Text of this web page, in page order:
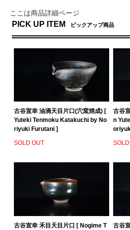
ここは商品詳細ページ
PICK UP ITEM ピックアップ商品
古谷宣幸 油滴天目片口(穴窯焼成) [
Yuteki Tenmoku Katakuchi by No
riyuki Furutani ]
SOLD OUT
古谷
n
古谷宣幸 禾目天目片口 [ Nogime T
古谷